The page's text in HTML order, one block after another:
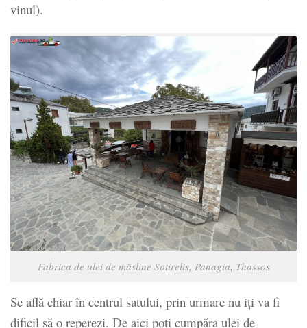
vinul).
Fabrica de ulei de măsline Sotirelis, Panagia, Thassos
Se află chiar în centrul satului, prin urmare nu iți va fi
dificil să o reperezi. De aici poți cumpăra ulei de